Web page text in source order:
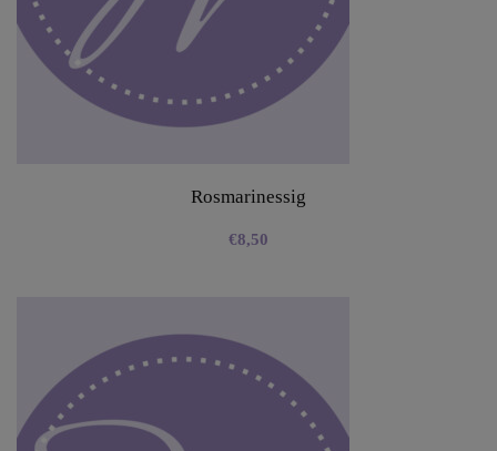
Rosmarinessig
€8,50